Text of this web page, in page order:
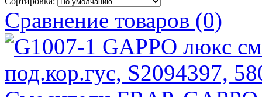
Сравнение товаров (0)